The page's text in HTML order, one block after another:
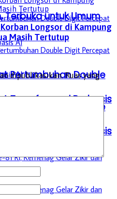
Pertumbuhan Double
Transformasi Berbasis
Terbuka untuk Umum
Pertumbuhan Double
Transformasi Berbasis
Longsor di Kampung
Masih Tertutup
dipublikasikan. Ruas yang